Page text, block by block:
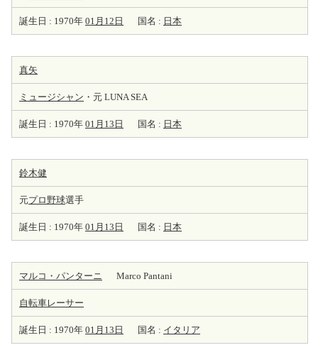
誕生日 : 1970年 01月12日 国名 : 日本
真矢
ミュージシャン ・元 LUNA SEA
誕生日 : 1970年 01月13日 国名 : 日本
鈴木健
元プロ野球選手
誕生日 : 1970年 01月13日 国名 : 日本
マルコ・パンターニ Marco Pantani
自転車レーサー
誕生日 : 1970年 01月13日 国名 : イタリア